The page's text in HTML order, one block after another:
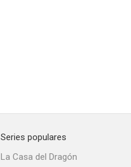
Series populares
La Casa del Dragón